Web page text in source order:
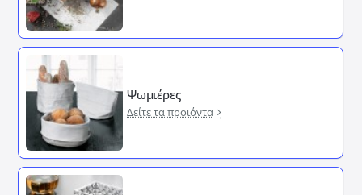
Ψωμιέρες
Δείτε τα προιόντα